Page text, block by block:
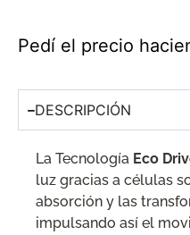
Pedí el precio
DESCRIPCIÓN
La Tecnología Eco
luz gracias a células
absorción y las
impulsando así el